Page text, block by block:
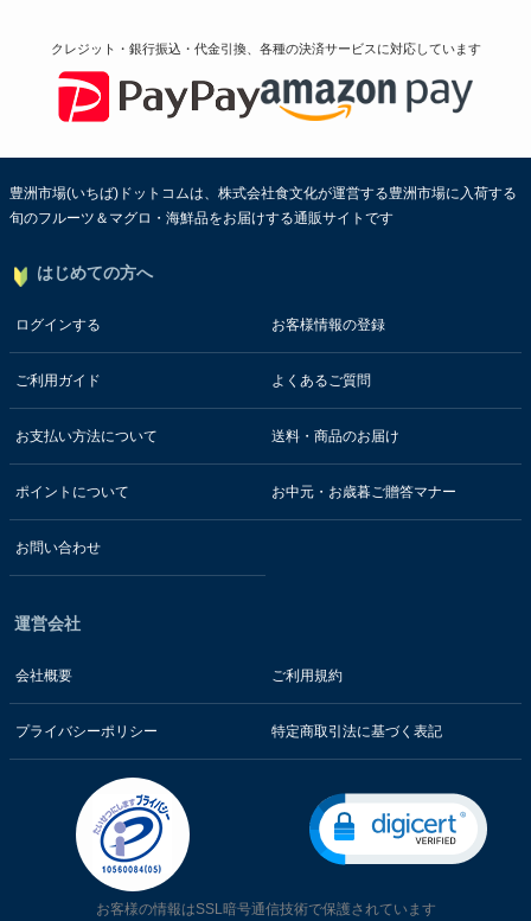
クレジット・銀行振込・代金引換、各種の決済サービスに対応しています
豊洲市場(いちば)ドットコムは、株式会社食文化が運営する豊洲市場に入荷する
旬のフルーツ＆マグロ・海鮮品をお届けする通販サイトです
はじめての方へ
ログインする お客様情報の登録
ご利用ガイド よくあるご質問
お支払い方法について 送料・商品のお届け
ポイントについて お中元・お歳暮ご贈答マナー
お問い合わせ
運営会社
会社概要 ご利用規約
プライバシーポリシー 特定商取引法に基づく表記
お客様の情報はSSL暗号通信技術で保護されています